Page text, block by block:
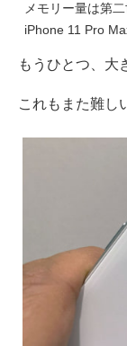
メモリー量は第
iPhone 11 Pro
もうひとつ、大
これもまた難し